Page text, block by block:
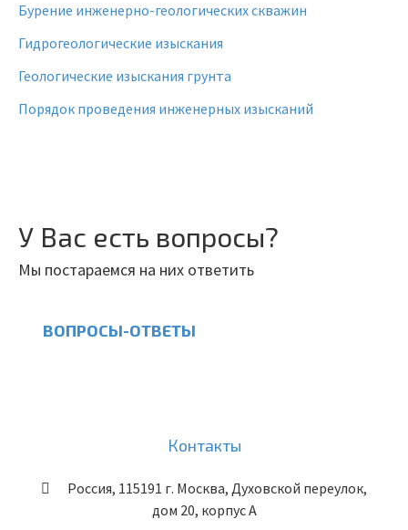
Бурение инженерно-геологических скважин
Гидрогеологические изыскания
Геологические изыскания грунта
Порядок проведения инженерных изысканий
У Вас есть вопросы?
Мы постараемся на них ответить
ВОПРОСЫ-ОТВЕТЫ
Контакты
Россия, 115191 г. Москва, Духовской переулок,
дом 20, корпус А